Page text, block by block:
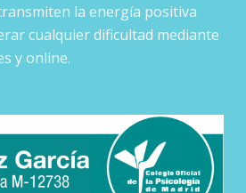
la energía positiva
cualquier dificultad mediante
y online.